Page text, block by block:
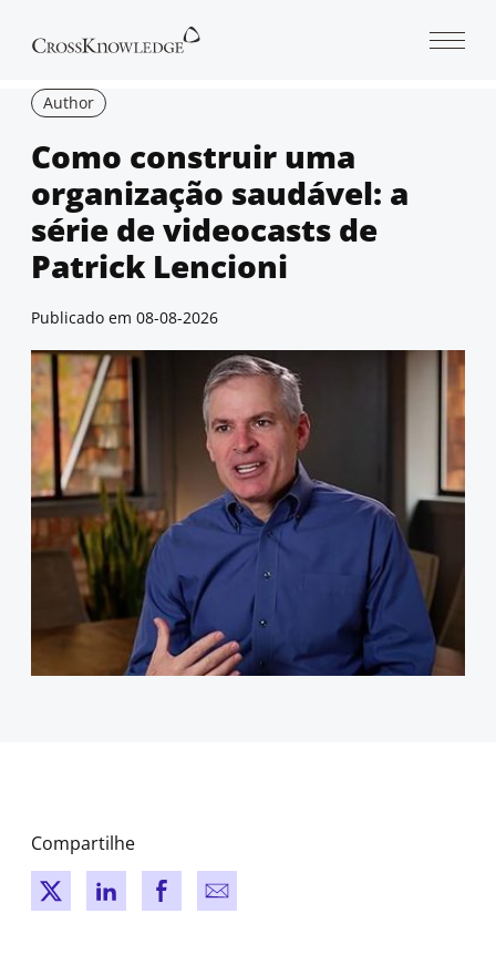
Author
Como construir uma
organização saudável: a
série de videocasts de
Patrick Lencioni
Publicado em 08-08-2026
Compartilhe
New windowNew window
New windowNew window